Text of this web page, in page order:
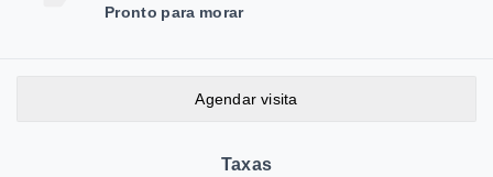
Pronto para morar
Agendar visita
Taxas